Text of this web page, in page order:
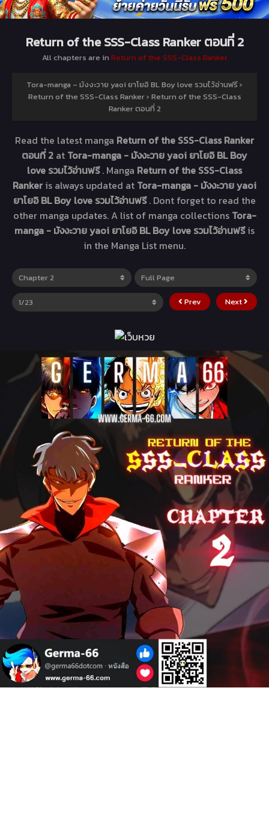
Return of the SSS-Class Ranker ตอนที่ 2
All chapters are in Return of the SSS-Class Ranker
Tora-manga – มังงะวาย yaoi ยาโยอิ BL Boy love รวมไว้อ่านฟรี ›
Return of the SSS-Class Ranker› Return of the SSS-Class
Ranker ตอนที่ 2
Read the latest manga Return of the SSS-Class Ranker
ตอนที่ 2 at Tora-manga - มังงะวาย yaoi ยาโยอิ BL Boy
love รวมไว้อ่านฟรี. Manga Return of the SSS-Class
Ranker is always updated at Tora-manga - มังงะวาย yaoi
ยาโยอิ BL Boy love รวมไว้อ่านฟรี. Dont forget to read the
other manga updates. A list of manga collections Tora-
manga - มังงะวาย yaoi ยาโยอิ BL Boy love รวมไว้อ่านฟรีis
in the Manga List menu.
Prev Next